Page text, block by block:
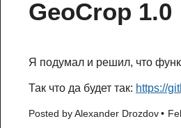
GeoCrop 1.0
Я подумал и решил, что
Так что да будет так: https://
Posted by Alexander Drozdov